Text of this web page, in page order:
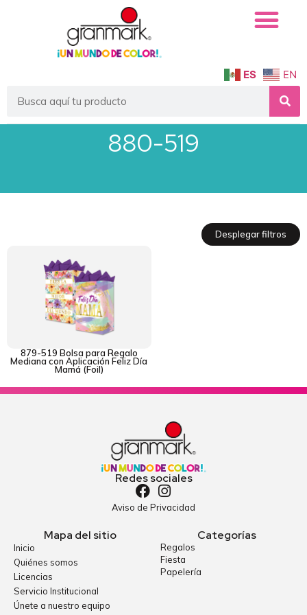
ES EN
880-519
Desplegar filtros
879-519 Bolsa para Regalo
Mediana con Aplicación Feliz Día
Mamá (Foil)
Redes sociales
Aviso de Privacidad
Mapa del sitio
Inicio
Quiénes somos
Licencias
Servicio Institucional
Únete a nuestro equipo
Categorías
Regalos
Fiesta
Papelería